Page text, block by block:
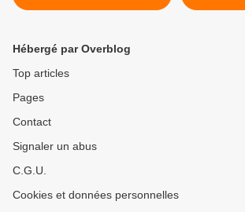
en matière de droits de
Hébergé par Overblog
Top articles
Pages
Contact
Signaler un abus
C.G.U.
Cookies et données personnelles